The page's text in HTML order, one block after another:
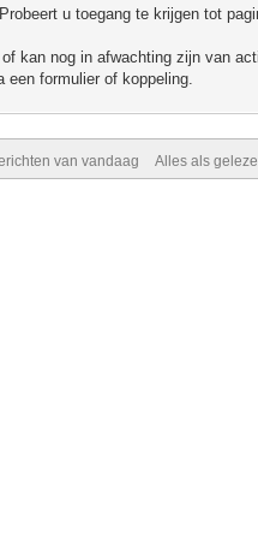
u toegang te krijgen tot
kan nog in afwachting zijn van
een formulier of koppeling.
van vandaag Alles als